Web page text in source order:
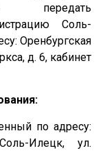
передать
Соль-
Оренбургская
д. 6, кабинет
по адресу:
Илецк, ул.